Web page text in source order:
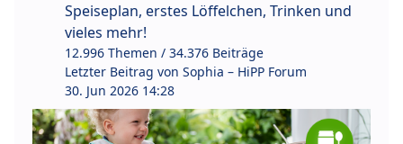
Speiseplan, erstes Löffelchen, Trinken und
vieles mehr!
12.996 Themen / 34.376 Beiträge
Letzter Beitrag von Sophia – HiPP Forum
30. Jun 2026 14:28